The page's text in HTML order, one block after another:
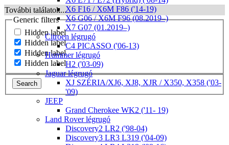
További találatok...
Generic filters
Hidden label
Hidden label
Hidden label
Hidden label
Search
X6 F16 / X6M F86 ('14-19)
X6 G06 / X6M F96 (08.2019–)
X7 G07 (01.2019–)
Citroen légrugó
C4 PICASSO ('06-13)
Hummer légrugó
H2 ('03-09)
Jaguar légrugó
XJ SZÉRIA/XJ6, XJ8, XJR / X350, X358 ('03-
'09)
JEEP
Grand Cherokee WK2 ('11- 19)
Land Rover légrugó
Discovery2 LR2 ('98-04)
Discovery3 LR3 L319 ('04-09)